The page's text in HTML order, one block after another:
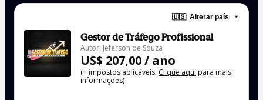
🇺🇸 Alterar país
Gestor de Tráfego Profissional
Autor: Jeferson de Souza
US$ 207,00 / ano
(+ impostos aplicáveis. Clique aqui para mais
informações)